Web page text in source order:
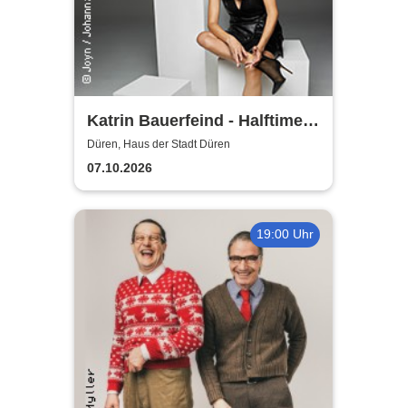
Katrin Bauerfeind - Halftime
Show - Jetzt oder nie
Düren, Haus der Stadt Düren
07.10.2026
19:00 Uhr